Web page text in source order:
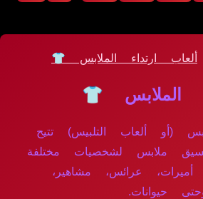
ألعاب ارتداء الملابس 👕
الملابس 👕
(أو ألعاب التلبيس) تتيح
ملابس لشخصيات مختلفة
أميرات، عرائس، مشاهير،
حيوانات.